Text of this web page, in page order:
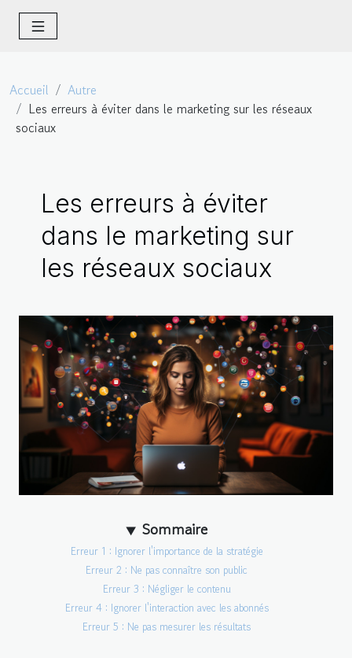
Accueil
Autre
Les erreurs à éviter dans le marketing sur les réseaux
sociaux
Les erreurs à éviter
dans le marketing sur
les réseaux sociaux
Sommaire
Erreur 1 : Ignorer l'importance de la stratégie
Erreur 2 : Ne pas connaître son public
Erreur 3 : Négliger le contenu
Erreur 4 : Ignorer l'interaction avec les abonnés
Erreur 5 : Ne pas mesurer les résultats